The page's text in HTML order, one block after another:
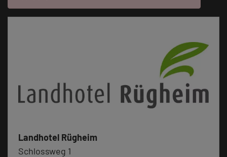
Landhotel Rügheim
Schlossweg 1